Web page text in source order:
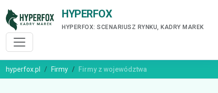
HYPERFOX
HYPERFOX: SCENARIUSZ RYNKU, KADRY MAREK
hyperfox.pl Firmy Firmy z województwa